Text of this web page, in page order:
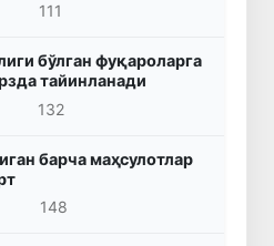
111
бўлган фуқароларга
тайинланади
132
барча маҳсулотлар
148